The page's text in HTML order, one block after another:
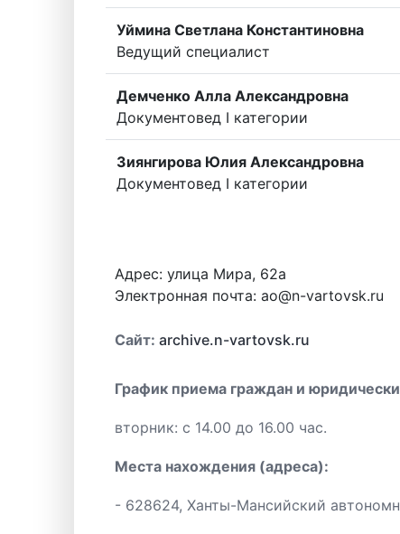
Уймина Светлана Константиновна
Ведущий специалист
Демченко Алла Александровна
Документовед I категории
Зиянгирова Юлия Александровна
Документовед I категории
Адрес:улица Мира, 62а
Электронная почта:ao@n-vartovsk.ru
Cайт:archive.n-vartovsk.ru
График приема граждан и
вторник: с 14.00 до 16.00 час.
Места нахождения (адреса):
- 628624, Ханты-Мансийский